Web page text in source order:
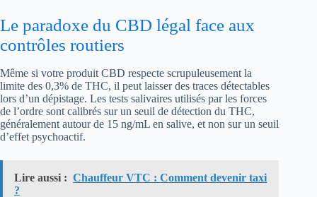
Le paradoxe du CBD légal face aux
contrôles routiers
Même si votre produit CBD respecte scrupuleusement la
limite des 0,3% de THC, il peut laisser des traces détectables
lors d’un dépistage. Les tests salivaires utilisés par les forces
de l’ordre sont calibrés sur un seuil de détection du THC,
généralement autour de 15 ng/mL en salive, et non sur un seuil
d’effet psychoactif.
Lire aussi : Chauffeur VTC : Comment devenir taxi
?